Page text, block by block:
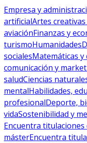
Empresa y
artificialArtes
aviaciónFinanzas y
turismoHumanidades
socialesMatemáticas y
comunicación y
saludCiencias
mentalHabilidades,
profesionalDeporte,
vidaSostenibilidad y
Encuentra titulaciones
másterEncuentra